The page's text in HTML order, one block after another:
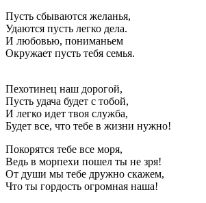
Пусть сбываются желанья,
Удаются пусть легко дела.
И любовью, пониманьем
Окружает пусть тебя семья.
Пехотинец наш дорогой,
Пусть удача будет с тобой,
И легко идет твоя служба,
Будет все, что тебе в жизни нужно!
Покорятся тебе все моря,
Ведь в морпехи пошел ты не зря!
От души мы тебе дружно скажем,
Что ты гордость огромная наша!